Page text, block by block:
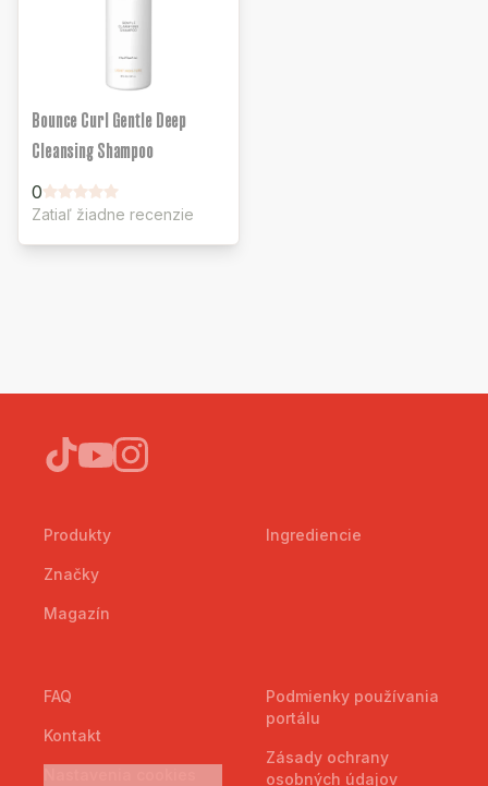
Bounce Curl Gentle Deep
Cleansing Shampoo
0
Zatiaľ žiadne recenzie
Produkty
Značky
Magazín
Ingrediencie
FAQ
Kontakt
Podmienky používania
portálu
Zásady ochrany
osobných údajov